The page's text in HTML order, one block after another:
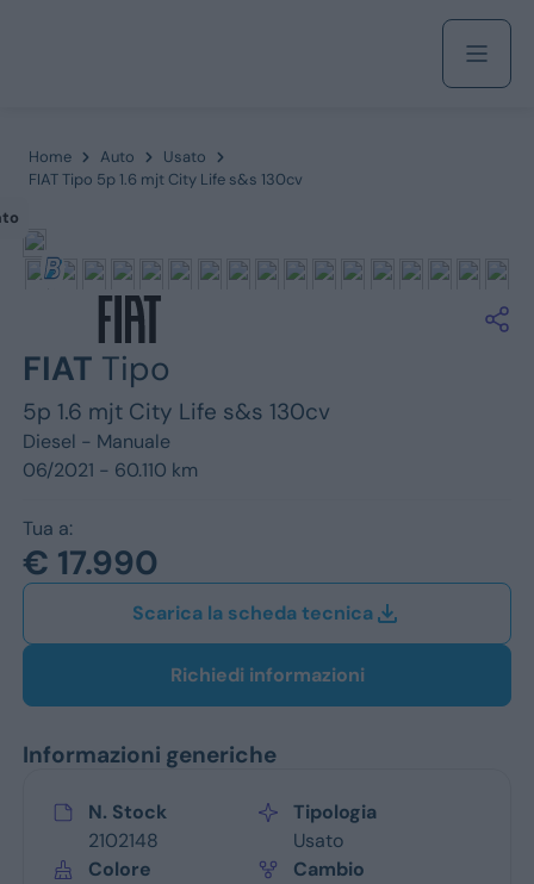
Marchi
Alfa Romeo
Dacia
Renault
Opel
Vedi tutti i marchi
Home Auto
Usato
FIAT Tipo 5p 1.6 mjt City Life s&s 130cv
FIAT Tipo
5p 1.6 mjt City Life s&s 130cv
Diesel - Manuale
06/2021 - 60.110 km
Tua a:
€ 17.990
Scarica la scheda tecnica
Richiedi informazioni
Informazioni generiche
N. Stock
2102148
Tipologia
Usato
Colore
Cambio